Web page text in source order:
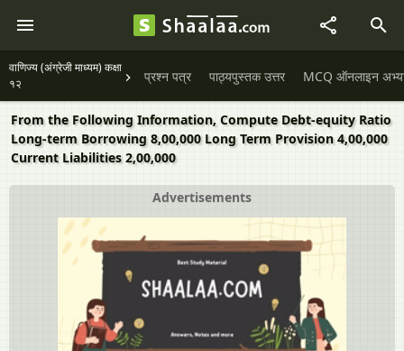
वाणिज्य (अंग्रेजी माध्यम) कक्षा
१२
प्रश्न पत्र पाठ्यपुस्तक उत्तर MCQ ऑनलाइन
From the Following Information, Compute Debt-equity Ratio
Long-term Borrowing 8,00,000 Long Term Provision 4,00,000
Current Liabilities 2,00,000
Advertisements